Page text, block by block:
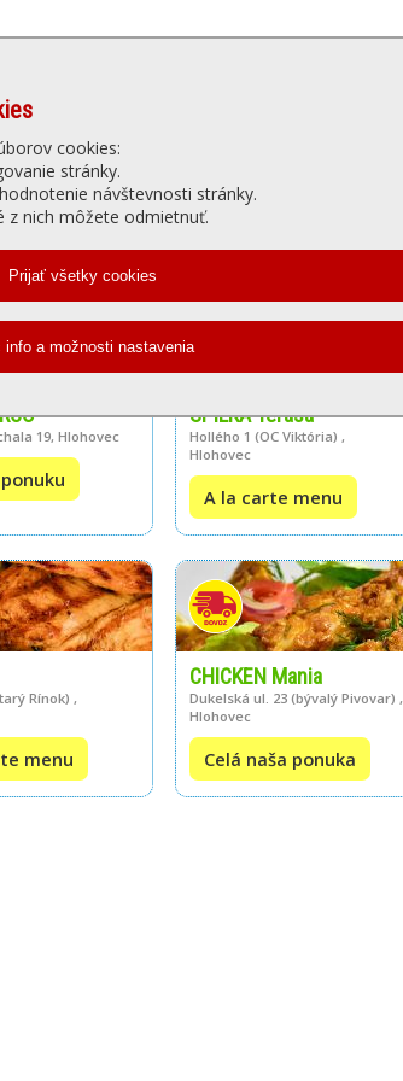
cookies:
stránky.
návštevnosti stránky.
z nich môžete odmietnuť.
/ bez dovozu)
19, Hlohovec
SPILKA Terasa
Hollého 1 (OC Viktória) ,
Hlohovec
A la carte menu
Rínok) ,
menu
CHICKEN Mania
Dukelská ul. 23 (bývalý Pivovar) ,
Hlohovec
Celá naša ponuka